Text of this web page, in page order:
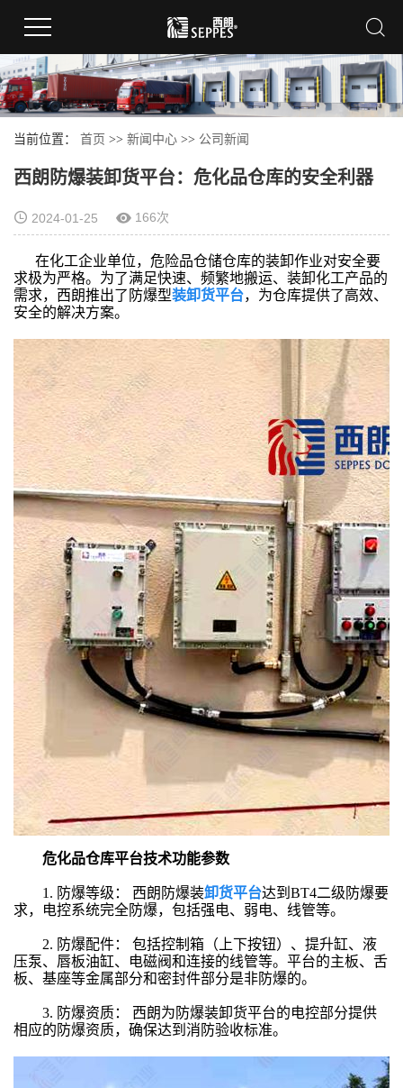
当前位置： 首页 >> 新闻中心 >> 公司新闻
西朗防爆装卸货平台：危化品仓库的安全利器
2024-01-25 166次
在化工企业单位，危险品仓储仓库的装卸作业对安全要
求极为严格。为了满足快速、频繁地搬运、装卸化工产品的
需求，西朗推出了防爆型装卸货平台，为仓库提供了高效、
安全的解决方案。
危化品仓库平台技术功能参数
1. 防爆等级： 西朗防爆装卸货平台达到BT4二级防爆要
求，电控系统完全防爆，包括强电、弱电、线管等。
2. 防爆配件： 包括控制箱（上下按钮）、提升缸、液
压泵、唇板油缸、电磁阀和连接的线管等。平台的主板、舌
板、基座等金属部分和密封件部分是非防爆的。
3. 防爆资质： 西朗为防爆装卸货平台的电控部分提供
相应的防爆资质，确保达到消防验收标准。